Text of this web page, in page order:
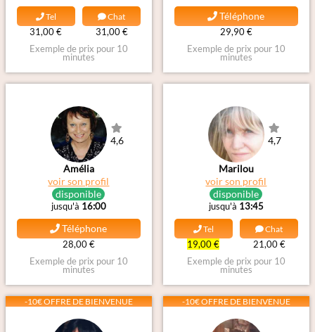
Tel
31,00 €
Chat
31,00 €
Exemple de prix pour 10
minutes
Téléphone
29,90 €
Exemple de prix pour 10
minutes
4,6
Amélia
voir son profil
disponible
jusqu'à 16:00
Téléphone
28,00 €
Exemple de prix pour 10
minutes
4,7
Marilou
voir son profil
disponible
jusqu'à 13:45
Tel
19,00 €
Chat
21,00 €
Exemple de prix pour 10
minutes
-10€ OFFRE DE BIENVENUE -10€ OFFRE DE BIENVENUE